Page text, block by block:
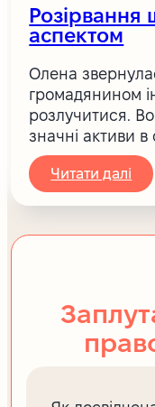
аспектом
Олена
громадянином
розлучитися.
значні активи в
Читати далі